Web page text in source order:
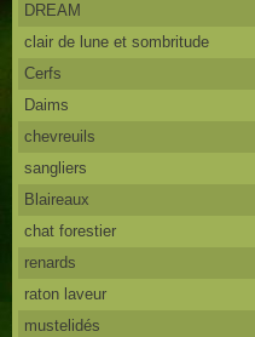
DREAM
clair de lune et sombritude
Cerfs
Daims
chevreuils
sangliers
Blaireaux
chat forestier
renards
raton laveur
mustelidés